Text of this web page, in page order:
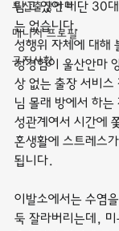
부산출장안마
매니저 프로필
공지사항
담고 있어 비단 30
는 없습니다.
성행위 자체에 대해
성경험이 울산안마
상 없는 출장 서비
님 몰래 방에서 하
성관계여서 시간에
혼생활에 스트레스
됩니다.
이발소에서는 수염
둑 잘라버리는데,